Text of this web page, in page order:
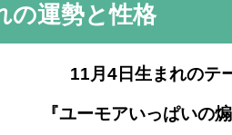
の運勢と性格
11月4日生まれのテ
『ユーモアいっぱいの煽